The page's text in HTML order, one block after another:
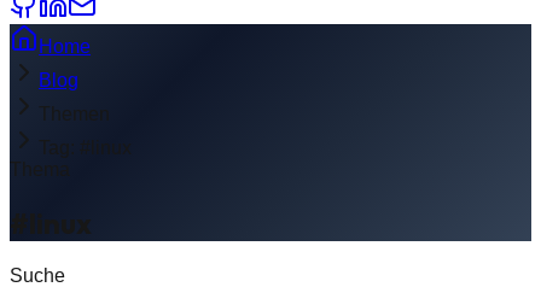
Home
Blog
Themen
Tag: #linux
Thema
#linux
Suche